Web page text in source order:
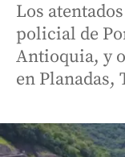
Los
policial de
Antioquia, y
en Planadas,